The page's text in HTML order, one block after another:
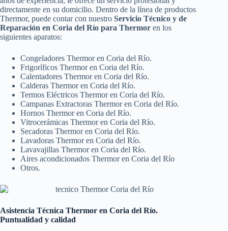
directamente en su domicilio. Dentro de la línea de productos
Thermor, puede contar con nuestro Servicio Técnico y de
Reparación en Coria del Río para Thermor en los
siguientes aparatos:
Congeladores Thermor en Coria del Río.
Frigoríficos Thermor en Coria del Río.
Calentadores Thermor en Coria del Río.
Calderas Thermor en Coria del Río.
Termos Eléctricos Thermor en Coria del Río.
Campanas Extractoras Thermor en Coria del Río.
Hornos Thermor en Coria del Río.
Vitrocerámicas Thermor en Coria del Río.
Secadoras Thermor en Coria del Río.
Lavadoras Thermor en Coria del Río.
Lavavajillas Thermor en Coria del Río.
Aires acondicionados Thermor en Coria del Río
Otros.
Asistencia Técnica Thermor en Coria del Río.
Puntualidad y calidad